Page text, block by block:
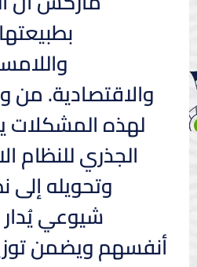
والاقتصادية. من
لهذه المشكلات
الجذري للنظام
وتحويله إلى
شيوعي
أنفسهم ويضمن